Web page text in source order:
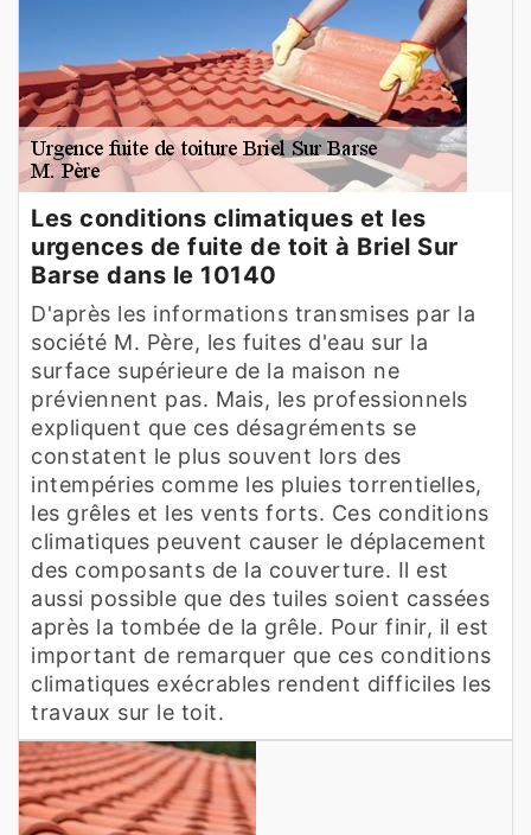
Les conditions climatiques et les
urgences de fuite de toit à Briel Sur
Barse dans le 10140
D'après les informations transmises par la
société M. Père, les fuites d'eau sur la
surface supérieure de la maison ne
préviennent pas. Mais, les professionnels
expliquent que ces désagréments se
constatent le plus souvent lors des
intempéries comme les pluies torrentielles,
les grêles et les vents forts. Ces conditions
climatiques peuvent causer le déplacement
des composants de la couverture. Il est
aussi possible que des tuiles soient cassées
après la tombée de la grêle. Pour finir, il est
important de remarquer que ces conditions
climatiques exécrables rendent difficiles les
travaux sur le toit.